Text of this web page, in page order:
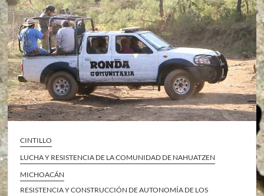
CINTILLO
LUCHA Y RESISTENCIA DE LA COMUNIDAD DE NAHUATZEN
MICHOACÁN
RESISTENCIA Y CONSTRUCCIÓN DE AUTONOMÍA DE LOS